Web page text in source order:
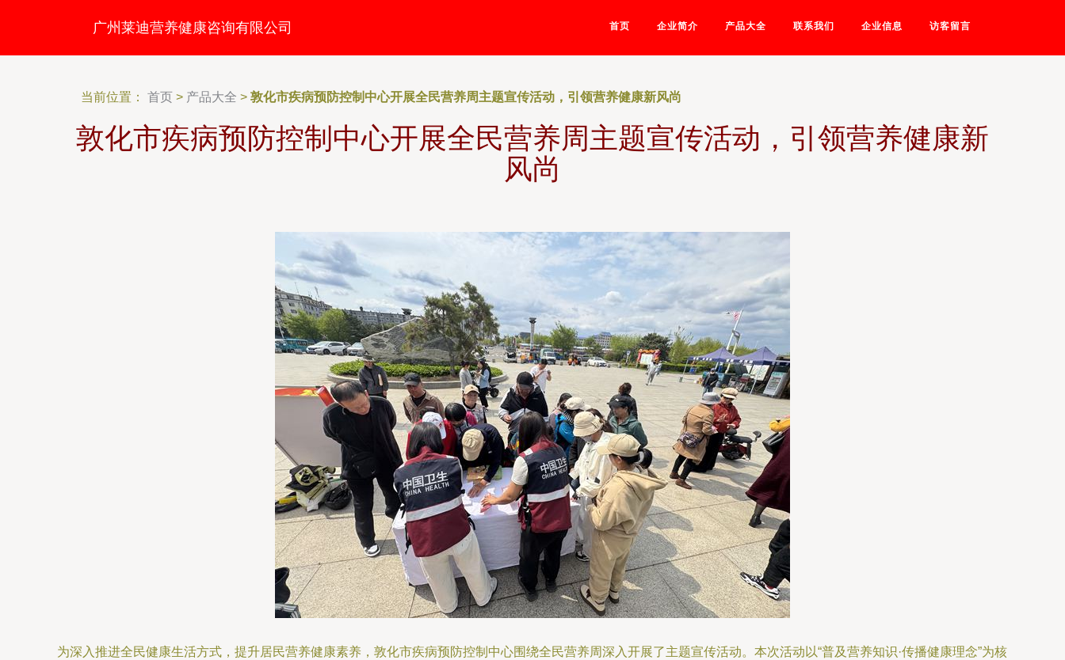
广州莱迪营养健康咨询有限公司 首页 企业简介 产品大全 联系我们 企业信息 访客留言
当前位置： 首页 > 产品大全 > 敦化市疾病预防控制中心开展全民营养周主题宣传活动，引领营养健康新风尚
敦化市疾病预防控制中心开展全民营养周主题宣传活动，引领营养健康新
风尚
为深入推进全民健康生活方式，提升居民营养健康素养，敦化市疾病预防控制中心围绕全民营养周深入开展了主题宣传活动。本次活动以“普及营养知识·传播健康理念”为核